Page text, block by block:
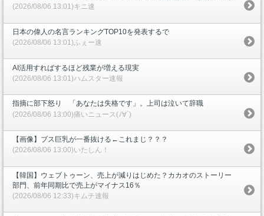
(2026/08/06 13:01)キニ速
日本の偉人の名言ランキングTOP10を発表するで
(2026/08/06 13:01)ふぇー速
AI活用すればするほど残業が増える現実
(2026/08/06 13:01)ハムスター速報
指摘に部下怒り 「あなたは失格です」。上司は泣いて辞職
(2026/08/06 13:00)痛いニュース(ﾉ∀`)
【画像】ブス巨乳が一番抜ける←これまじ？？？
(2026/08/06 13:00)いたしん！
【韓国】ウェブトゥーン、売上が減りはじめた？カカオのストーリー
部門、前年同期比で売上がマイナス16％
(2026/08/06 12:33)キムチ速報